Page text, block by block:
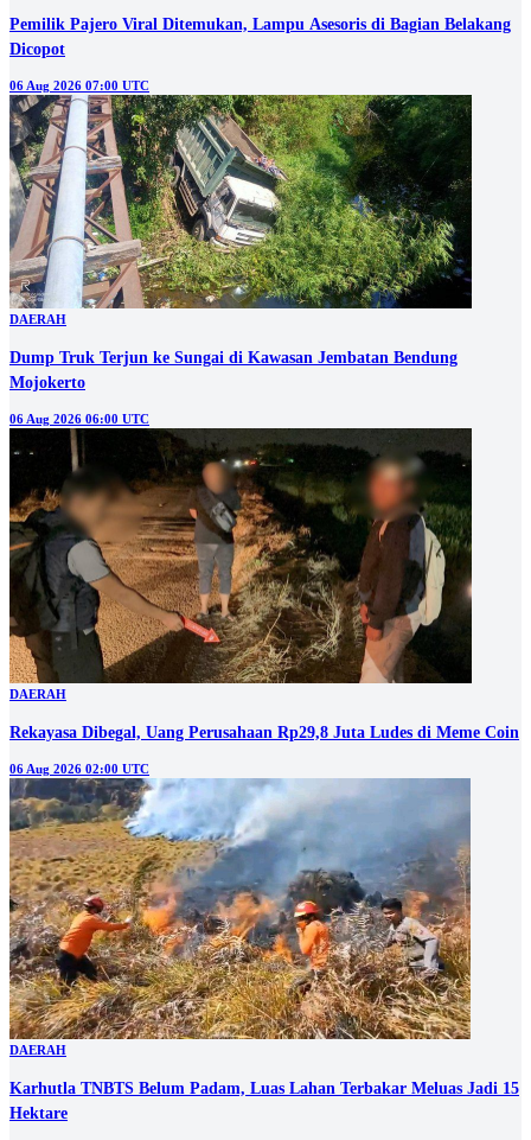
Pemilik Pajero Viral Ditemukan, Lampu Asesoris di Bagian Belakang
Dicopot
06 Aug 2026 07:00 UTC
DAERAH
Dump Truk Terjun ke Sungai di Kawasan Jembatan Bendung
Mojokerto
06 Aug 2026 06:00 UTC
DAERAH
Rekayasa Dibegal, Uang Perusahaan Rp29,8 Juta Ludes di Meme Coin
06 Aug 2026 02:00 UTC
DAERAH
Karhutla TNBTS Belum Padam, Luas Lahan Terbakar Meluas Jadi 15
Hektare